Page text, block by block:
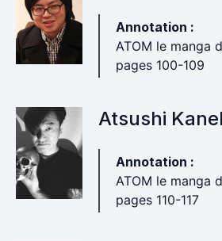
Annotation :
ATOM le manga
pages 100-109
Atsushi
Annotation :
ATOM le manga
pages 110-117